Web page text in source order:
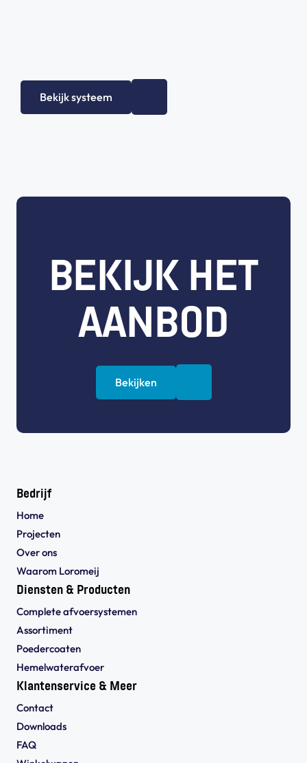
Bekijk systeem
BEKIJK HET
AANBOD
Bekijken
Bedrijf
Home
Projecten
Over ons
Waarom Loromeij
Diensten & Producten
Complete afvoersystemen
Assortiment
Poedercoaten
Hemelwaterafvoer
Klantenservice & Meer
Contact
Downloads
FAQ